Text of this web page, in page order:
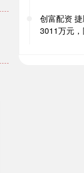
创富配资
3011万元